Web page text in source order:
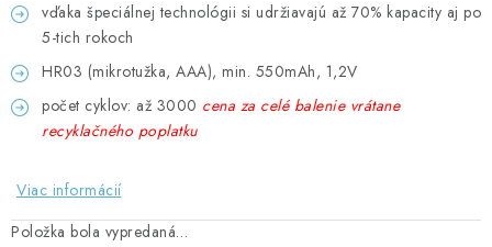
vďaka špeciálnej technológii si udržiavajú až 70% kapacity aj po
5-tich rokoch
HR03 (mikrotužka, AAA), min. 550mAh, 1,2V
počet cyklov: až 3000 cena za celé balenie vrátane
recyklačného poplatku
Viac informácií
Položka bola vypredaná…